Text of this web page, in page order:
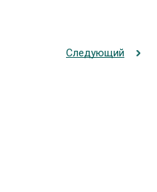
Следующий